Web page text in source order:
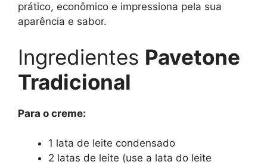
prático, econômico e impressiona pela sua
aparência e sabor.
Ingredientes Pavetone
Tradicional
Para o creme:
1 lata de leite condensado
2 latas de leite (use a lata do leite